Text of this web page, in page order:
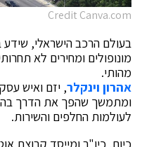
Credit Canva.com
בעולם הרכב הישראלי,
מונופולים ומחירים לא
מהותי.
אהרון וינקלר, יזם ואיש
ומתמשך שהפך את הדרך בה
לעולמות החלפים והשירות.
כיום, כיו"ר ומייסד קבוצת